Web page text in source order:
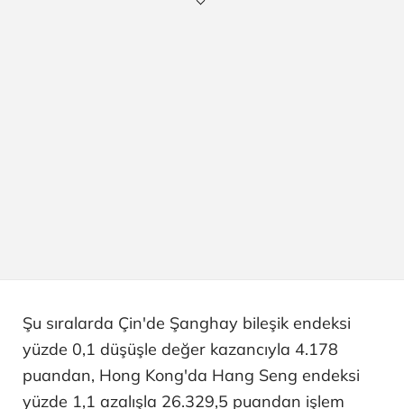
Şu sıralarda Çin'de Şanghay bileşik endeksi
yüzde 0,1 düşüşle değer kazancıyla 4.178
puandan, Hong Kong'da Hang Seng endeksi
yüzde 1,1 azalışla 26.329,5 puandan işlem